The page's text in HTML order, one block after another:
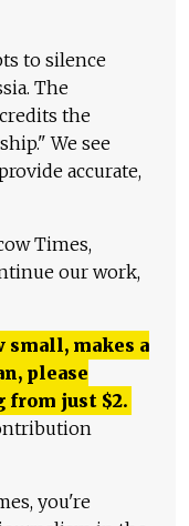
to silence
The
the
We see
accurate,
Times,
our work,
small, makes a
please
from just $2.
you're